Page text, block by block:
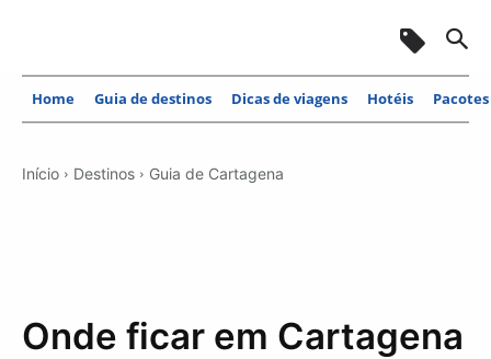
Home Guia de destinos Dicas de viagens Hotéis Pacotes
Início Destinos Guia de Cartagena
Onde ficar em Cartagena